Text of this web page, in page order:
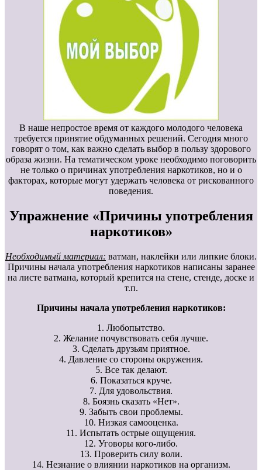
В наше непростое время от каждого молодого человека
требуется принятие обдуманных решений. Сегодня много
говорят о том, как важно сделать выбор в пользу здорового
образа жизни. На тематическом уроке необходимо поговорить
не только о причинах употребления наркотиков, но и о
факторах, которые могут удержать человека от рискованного
поведения.
Упражнение «Причины употребления
наркотиков»
Необходимый материал: ватман, наклейки или липкие блоки.
Причины начала употребления наркотиков написаны заранее
на листе ватмана, который крепится на стене, стенде, доске и
т.п.
Причины начала употребления наркотиков:
1. Любопытство.
2. Желание почувствовать себя лучше.
3. Сделать друзьям приятное.
4. Давление со стороны окружения.
5. Все так делают.
6. Показаться круче.
7. Для удовольствия.
8. Боязнь сказать «Нет».
9. Забыть свои проблемы.
10. Низкая самооценка.
11. Испытать острые ощущения.
12. Уговоры кого-либо.
13. Проверить силу воли.
14. Незнание о влиянии наркотиков на организм.